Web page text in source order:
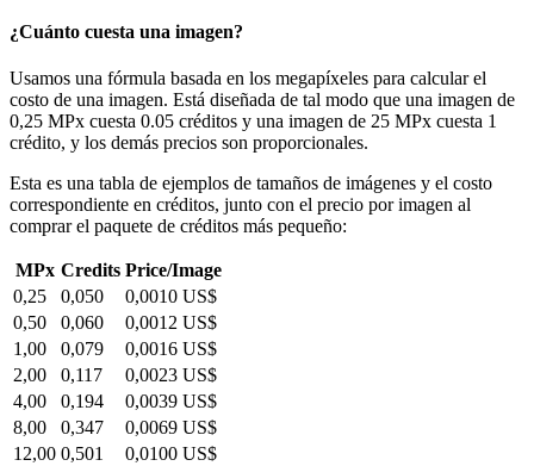
¿Cuánto cuesta una imagen?
Usamos una fórmula basada en los megapíxeles para calcular el
costo de una imagen. Está diseñada de tal modo que una imagen de
0,25 MPx cuesta 0.05 créditos y una imagen de 25 MPx cuesta 1
crédito, y los demás precios son proporcionales.
Esta es una tabla de ejemplos de tamaños de imágenes y el costo
correspondiente en créditos, junto con el precio por imagen al
comprar el paquete de créditos más pequeño:
MPx Credits Price/Image
0,25
0,050
0,0010 US$
0,50
0,060
0,0012 US$
1,00
0,079
0,0016 US$
2,00
0,117
0,0023 US$
4,00
0,194
0,0039 US$
8,00
0,347
0,0069 US$
12,00 0,501
0,0100 US$